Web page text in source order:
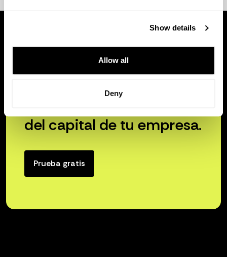
Show details
Allow all
Deny
del capital de tu empresa.
Prueba gratis